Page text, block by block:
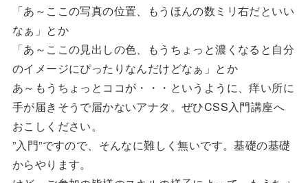
「あ～ここの写真の位置、もうほんの数ミリ右だといい
なぁ」とか
「あ～ここの見出しの色、もうちょっと濃くなると自分
のイメージにぴったりなんだけどなぁ」とか
あ～もうちょっとココが・・・というように、痒い所に
手が届きそうで届かないアナタ。ぜひCSS入門講座へ
おこしください。
”入門”ですので、そんなに難しく無いです。基礎の基礎
からやります。